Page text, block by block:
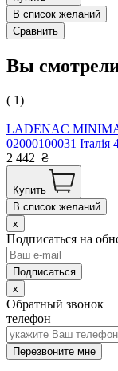
В список желаний
Сравнить
Вы
( 1)
LADENAC
02000100031 Італія
2 442 ₴
Купить
В список желаний
x
Подписаться на
x
Обратный звонок
телефон
Перезвоните мне